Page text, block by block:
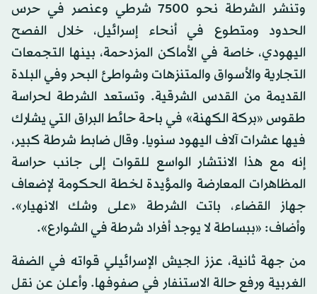
وتنشر الشرطة نحو 7500 شرطي وعنصر في حرس
الحدود ومتطوع في أنحاء إسرائيل، خلال الفصح
اليهودي، خاصة في الأماكن المزدحمة، بينها التجمعات
التجارية والأسواق والمتنزهات وشواطئ البحر وفي البلدة
القديمة من القدس الشرقية. وتستعد الشرطة لحراسة
طقوس «بركة الكهنة» في باحة حائط البراق التي يشارك
فيها عشرات آلاف اليهود سنويا. وقال ضابط شرطة كبير،
إنه مع هذا الانتشار الواسع للقوات إلى جانب حراسة
المظاهرات المعارضة والمؤيدة لخطة الحكومة لإضعاف
جهاز القضاء، باتت الشرطة «على وشك الانهيار».
وأضاف: «ببساطة لا يوجد أفراد شرطة في الشوارع».
من جهة ثانية، عزز الجيش الإسرائيلي قواته في الضفة
الغربية ورفع حالة الاستنفار في صفوفها. وأعلن عن نقل